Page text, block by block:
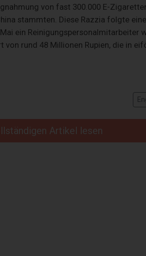
von fast 300.000 E-
stammten. Diese Razzia folgte
ein Reinigungspersonalmitarbeiter
rund 48 Millionen Rupien, die in
Artikel lesen